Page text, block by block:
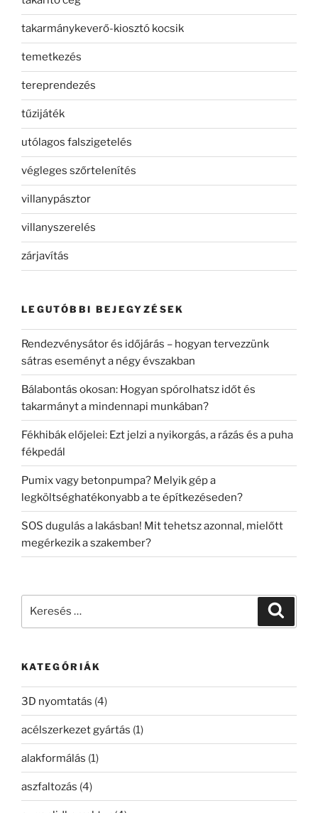
takarmánykeverő-kiosztó kocsik
temetkezés
tereprendezés
tűzijáték
utólagos falszigetelés
végleges szőrtelenítés
villanypásztor
villanyszerelés
zárjavítás
LEGUTÓBBI BEJEGYZÉSEK
Rendezvénysátor és időjárás – hogyan tervezzünk
sátras eseményt a négy évszakban
Bálabontás okosan: Hogyan spórolhatsz időt és
takarmányt a mindennapi munkában?
Fékhibák előjelei: Ezt jelzi a nyikorgás, a rázás és a puha
fékpedál
Pumix vagy betonpumpa? Melyik gép a
legköltséghatékonyabb a te építkezéseden?
SOS dugulás a lakásban! Mit tehetsz azonnal, mielőtt
megérkezik a szakember?
KATEGÓRIÁK
3D nyomtatás (4)
acélszerkezet gyártás (1)
alakformálás (1)
aszfaltozás (4)